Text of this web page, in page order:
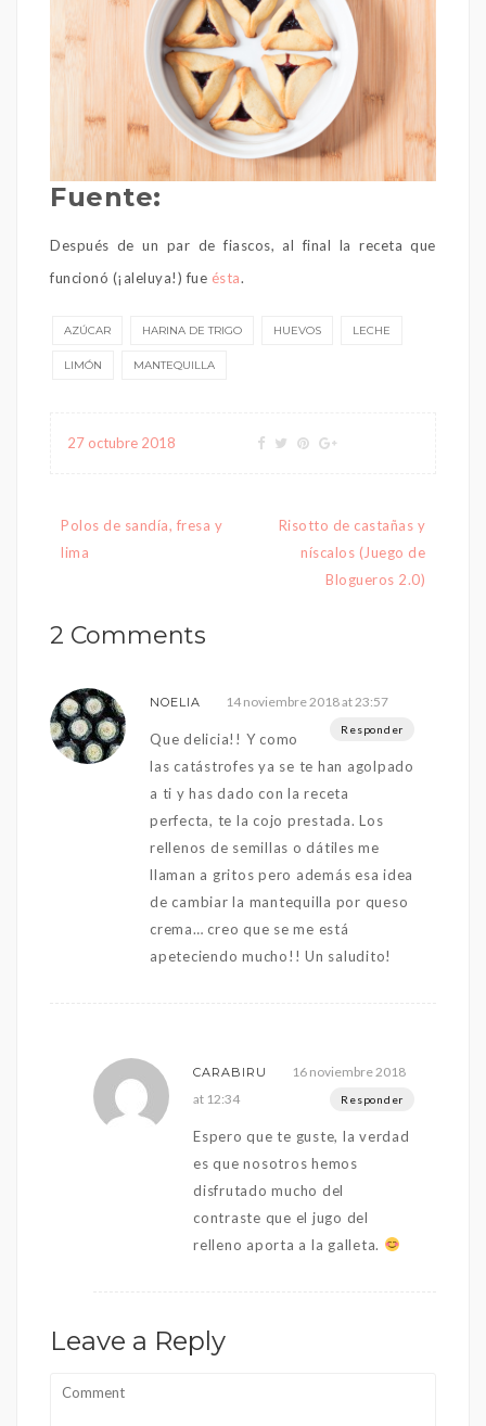
Fuente:
Después de un par de fiascos, al final la receta que
funcionó (¡aleluya!) fue ésta.
AZÚCAR HARINA DE TRIGO HUEVOS LECHE
LIMÓN MANTEQUILLA
27 octubre 2018
Navegación
de
Polos de sandía, fresa y
lima
Risotto de castañas y
níscalos (Juego de
Blogueros 2.0)
2 Comments
NOELIA 14 noviembre 2018 at 23:57
Responder
Que delicia!! Y como
las catástrofes ya se te han agolpado
a ti y has dado con la receta
perfecta, te la cojo prestada. Los
rellenos de semillas o dátiles me
llaman a gritos pero además esa idea
de cambiar la mantequilla por queso
crema… creo que se me está
apeteciendo mucho!! Un saludito!
CARABIRU
16 noviembre 2018
at 12:34
Responder
Espero que te guste, la verdad
es que nosotros hemos
disfrutado mucho del
contraste que el jugo del
relleno aporta a la galleta.
Leave a Reply